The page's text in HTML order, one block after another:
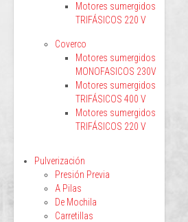
Motores sumergidos
TRIFÁSICOS 220 V
Coverco
Motores sumergidos
MONOFASICOS 230V
Motores sumergidos
TRIFÁSICOS 400 V
Motores sumergidos
TRIFÁSICOS 220 V
Pulverización
Presión Previa
A Pilas
De Mochila
Carretillas